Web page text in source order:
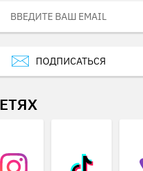
ПОДПИСАТЬСЯ